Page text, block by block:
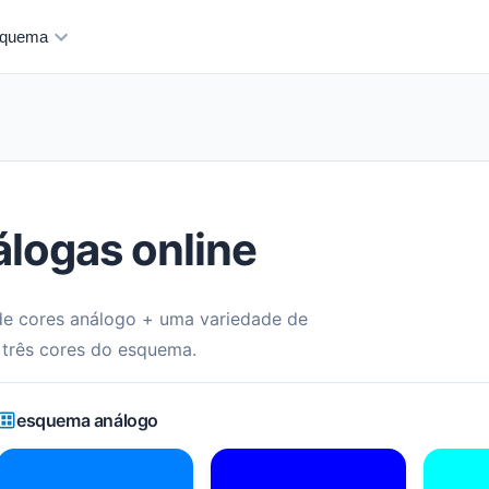
online
cores análogo + uma variedade de
cores do esquema.
esquema análogo